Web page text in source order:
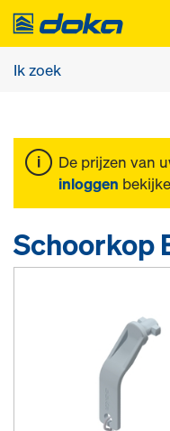
De prijzen van
inloggen
Schoorkop